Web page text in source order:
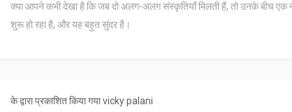
क्या आपने कभी देखा है कि जब दो अलग-अलग संस्कृतियाँ मिलती हैं, तो उनके बीच एक
शुरू हो रहा है, और यह बहुत सुंदर है।
के द्वारा प्रकाशित किया गयाvicky palani